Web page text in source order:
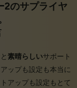
2のサプライヤ
素晴らしいサポート
ップも設定も本当に
アップも設定もとて